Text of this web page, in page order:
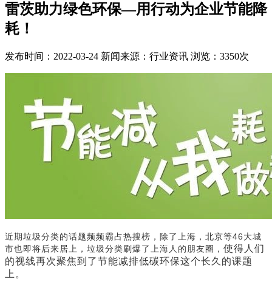
雷茨助力绿色环保—用行动为企业节能降
耗！
发布时间：2022-03-24 新闻来源：行业资讯 浏览：3350次
近期垃圾分类的话题频频霸占热搜榜，除了上海，北京等46大城
市也即将后来居上，垃圾分类刷爆了上海人的朋友圈， 使得人们
的视线再次聚焦到了节能减排低碳环保这个长久的课题
上。